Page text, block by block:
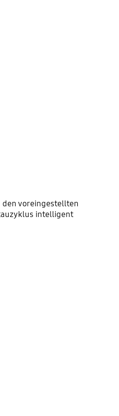
den voreingestellten
intelligent